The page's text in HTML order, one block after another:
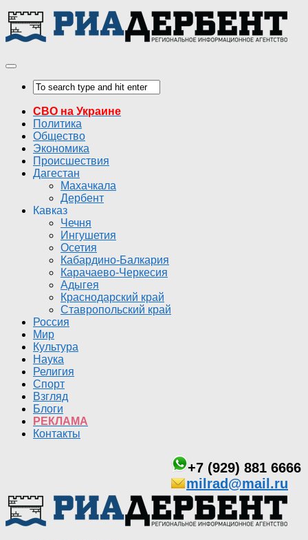
СВО на Украине
Политика
Общество
Экономика
Происшествия
Дагестан
Махачкала
Дербент
Кавказ
Чечня
Ингушетия
Осетия
Кабардино-Балкария
Карачаево-Черкесия
Адыгея
Краснодарский край
Ставропольский край
Россия
Мир
Культура
Наука
Религия
Спорт
Взгляд
Блоги
РЕКЛАМА
Контакты
+7 (929) 881 6666
milrad@mail.ru